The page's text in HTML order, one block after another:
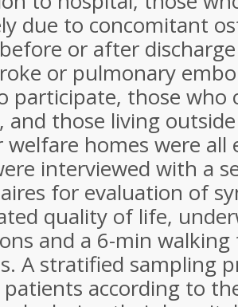
due to concomitant
or after
or pulmonary
participate, those who
and those living
homes were all
interviewed with a
for evaluation of
quality of life,
and a 6-min walking
A stratified sampling
according to